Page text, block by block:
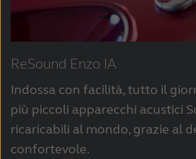
ReSound Enzo IA
Indossa con facilità, tutto il
più piccoli apparecchi acustici
ricaricabili al mondo, grazie al
confortevole.